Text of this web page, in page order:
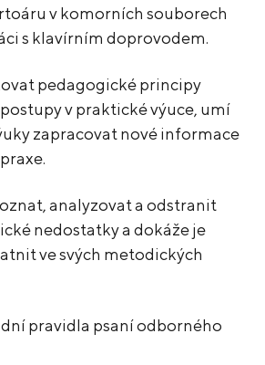
v komorních souborech
s klavírním doprovodem.
pedagogické principy
v praktické výuce, umí
zapracovat nové informace
analyzovat a odstranit
nedostatky a dokáže je
ve svých metodických
pravidla psaní odborného